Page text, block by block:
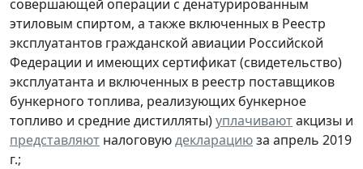
совершающей операции с денатурированным
этиловым спиртом, а также включенных в Реестр
эксплуатантов гражданской авиации Российской
Федерации и имеющих сертификат (свидетельство)
эксплуатанта и включенных в реестр поставщиков
бункерного топлива, реализующих бункерное
топливо и средние дистилляты)уплачиваютакцизы и
представляют налоговуюдекларациюза апрель 2019
г.;